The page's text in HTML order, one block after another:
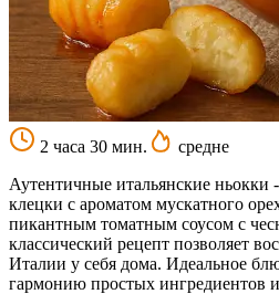
2 часа 30 мин.
средне
Аутентичные итальянские
клецки с ароматом мускатного
пикантным томатным соусом с
классический рецепт позволяет
Италии у себя дома. Идеальное
гармонию простых ингредиентов